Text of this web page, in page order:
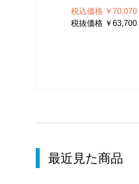
税込価格 ￥70,070
税抜価格 ￥63,700
最近見た商品